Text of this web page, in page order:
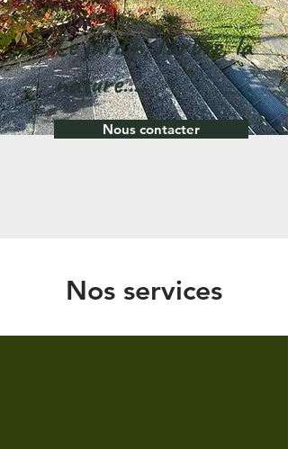
Le jardin, l'arbre, la
nature...
Nous contacter
Nos services